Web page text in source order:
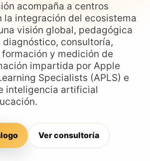
acompaña a centros
la integración del ecosistema
visión global, pedagógica
consultoría,
y medición de
impartida por Apple
Specialists (APLS) e
inteligencia artificial
Ver consultoría